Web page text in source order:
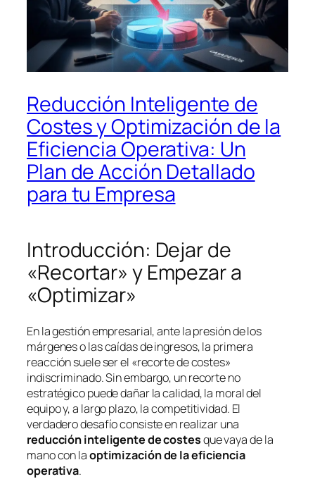
Reducción Inteligente de
Costes y Optimización de la
Eficiencia Operativa: Un
Plan de Acción Detallado
para tu Empresa
Introducción: Dejar de
«Recortar» y Empezar a
«Optimizar»
En la gestión empresarial, ante la presión de los
márgenes o las caídas de ingresos, la primera
reacción suele ser el «recorte de costes»
indiscriminado. Sin embargo, un recorte no
estratégico puede dañar la calidad, la moral del
equipo y, a largo plazo, la competitividad. El
verdadero desafío consiste en realizar una
reducción inteligente de costesque vaya de la
mano con laoptimización de la eficiencia
operativa.